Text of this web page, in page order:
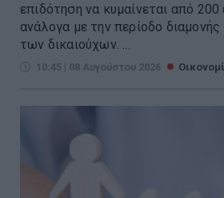
επιδότηση να κυμαίνεται από
ανάλογα με την περίοδο διαμονής
των δικαιούχων. ...
10:45 | 08 Αυγούστου 2026